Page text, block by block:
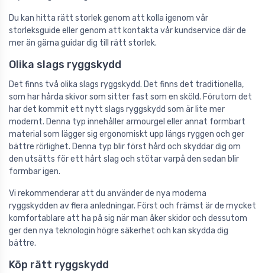
Du kan hitta rätt storlek genom att kolla igenom vår
storleksguide eller genom att kontakta vår kundservice där de
mer än gärna guidar dig till rätt storlek.
Olika slags ryggskydd
Det finns två olika slags ryggskydd. Det finns det traditionella,
som har hårda skivor som sitter fast som en sköld. Förutom det
har det kommit ett nytt slags ryggskydd som är lite mer
modernt. Denna typ innehåller armourgel eller annat formbart
material som lägger sig ergonomiskt upp längs ryggen och ger
bättre rörlighet. Denna typ blir först hård och skyddar dig om
den utsätts för ett hårt slag och stötar varpå den sedan blir
formbar igen.
Vi rekommenderar att du använder de nya moderna
ryggskydden av flera anledningar. Först och främst är de mycket
komfortablare att ha på sig när man åker skidor och dessutom
ger den nya teknologin högre säkerhet och kan skydda dig
bättre.
Köp rätt ryggskydd